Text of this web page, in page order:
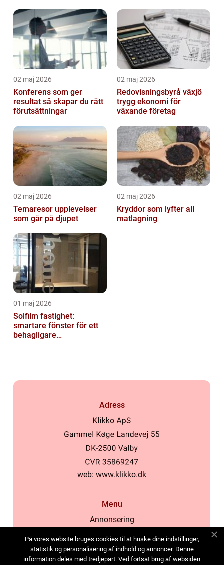
02 maj 2026
Konferens som ger
resultat så skapar du rätt
förutsättningar
02 maj 2026
Redovisningsbyrå växjö
trygg ekonomi för
växande företag
02 maj 2026
Temaresor upplevelser
som går på djupet
02 maj 2026
Kryddor som lyfter all
matlagning
01 maj 2026
Solfilm fastighet:
smartare fönster för ett
behagligare
Adress
web: www.klikko.dk
Menu
Annonsering
Cookies
Kontakta oss
På vores website bruges cookies til at huske dine indstillinger,
statistik og personalisering af indhold og annoncer. Denne
information deles med tredjepart. Ved fortsat brug af websiden